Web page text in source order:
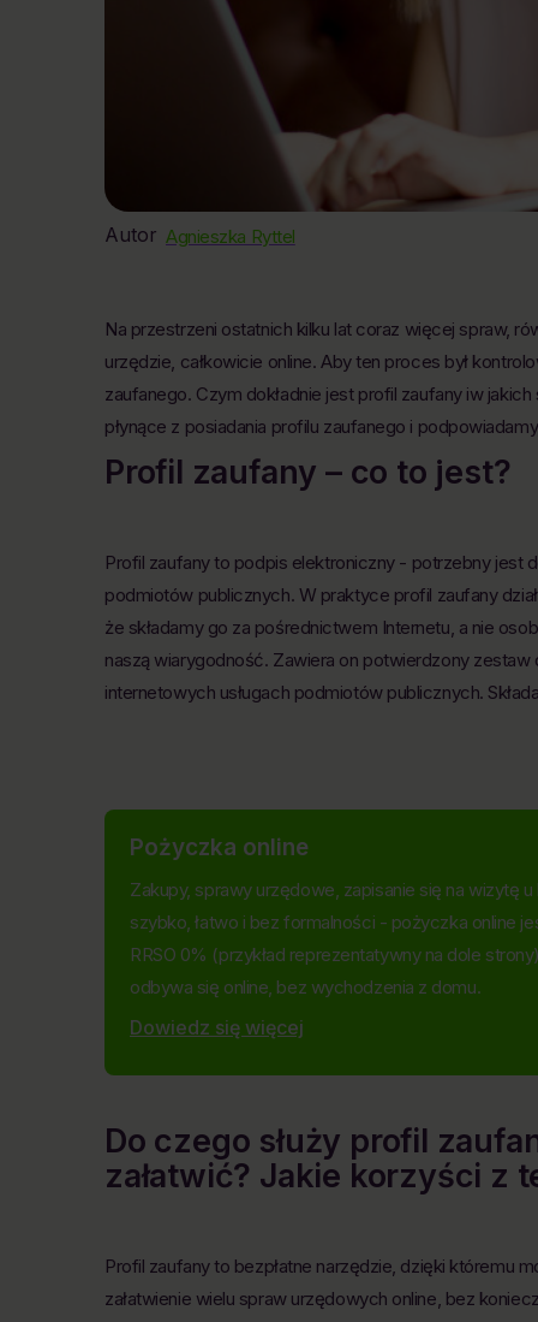
Autor Agnieszka Ryttel
Na przestrzeni ostatnich kilku lat coraz więcej spraw,
urzędzie, całkowicie online. Aby ten proces był
zaufanego. Czym dokładnie jest profil zaufany iw
płynące z posiadania profilu zaufanego i
Profil zaufany – co to jest?
Profil zaufany to podpis elektroniczny - potrzebny jest
podmiotów publicznych. W praktyce profil zaufany
że składamy go za pośrednictwem Internetu, a nie
naszą wiarygodność. Zawiera on potwierdzony
internetowych usługach podmiotów publicznych.
Pożyczka online
Zakupy, sprawy urzędowe, zapisanie się na wizytę
szybko, łatwo i bez formalności - pożyczka online
RRSO 0% (przykład reprezentatywny na dole
odbywa się online, bez wychodzenia z domu.
Dowiedz się więcej
Do czego służy profil
załatwić? Jakie korzyści z
Profil zaufany to bezpłatne narzędzie, dzięki któremu
załatwienie wielu spraw urzędowych online, bez